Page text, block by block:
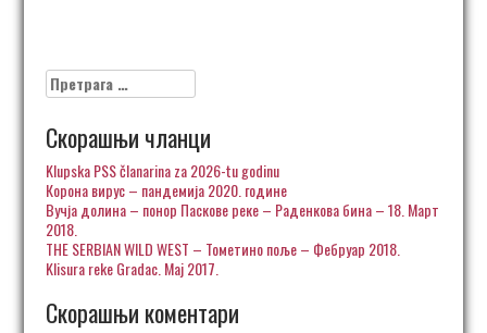
Претрага
за:
Скорашњи чланци
Klupska PSS članarina za 2026-tu godinu
Корона вирус – пандемија 2020. године
Вучја долина – понор Паскове реке – Раденкова бина – 18. Март
2018.
THE SERBIAN WILD WEST – Тометино поље – Фебруар 2018.
Klisura reke Gradac. Maj 2017.
Скорашњи коментари